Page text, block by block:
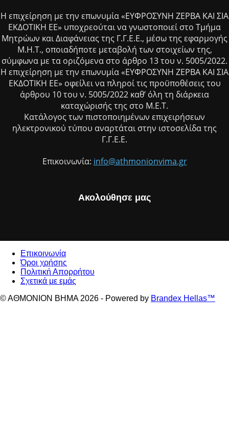
Η επιχείρηση με την επωνυμία «ΕΥΦΡΟΣΥΝΗ ΖΕΡΒΑ ΚΑΙ ΣΙΑ
ΕΚΔΟΤΙΚΗ ΕΕ» υποχρεούται να γνωστοποιεί στο Τμήμα
Μητρώων και Διαφάνειας της Γ.Γ.Ε.Ε., μέσω της εφαρμογής
Μ.Η.Τ., οποιαδήποτε μεταβολή των στοιχείων της,
σύμφωνα με τα οριζόμενα στο άρθρο 13 του ν. 5005/2022.
Η επιχείρηση με την επωνυμία «ΕΥΦΡΟΣΥΝΗ ΖΕΡΒΑ ΚΑΙ ΣΙΑ
ΕΚΔΟΤΙΚΗ ΕΕ» οφείλει να πληροί τις προϋποθέσεις του
άρθρου 10 του ν. 5005/2022 καθ’ όλη τη διάρκεια
καταχώρισής της στο Μ.Ε.Τ.
Κατάλογος των πιστοποιημένων επιχειρήσεων
ηλεκτρονικού τύπου αναρτάται στην ιστοσελίδα της
Γ.Γ.Ε.Ε.
Επικοινωνία: info@athmonionvima.gr
Ακολούθησε μας
Επικοινωνία
Όροι χρήσης
Πολιτική Απορρήτου
Σχετικά με εμάς
© ΑΘΜΟΝΙΟΝ ΒΗΜΑ 2026 - Powered by Brandex Hellas™